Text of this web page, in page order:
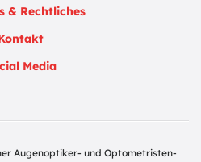
& Rechtliches
Media
Augenoptiker- und Optometristen-